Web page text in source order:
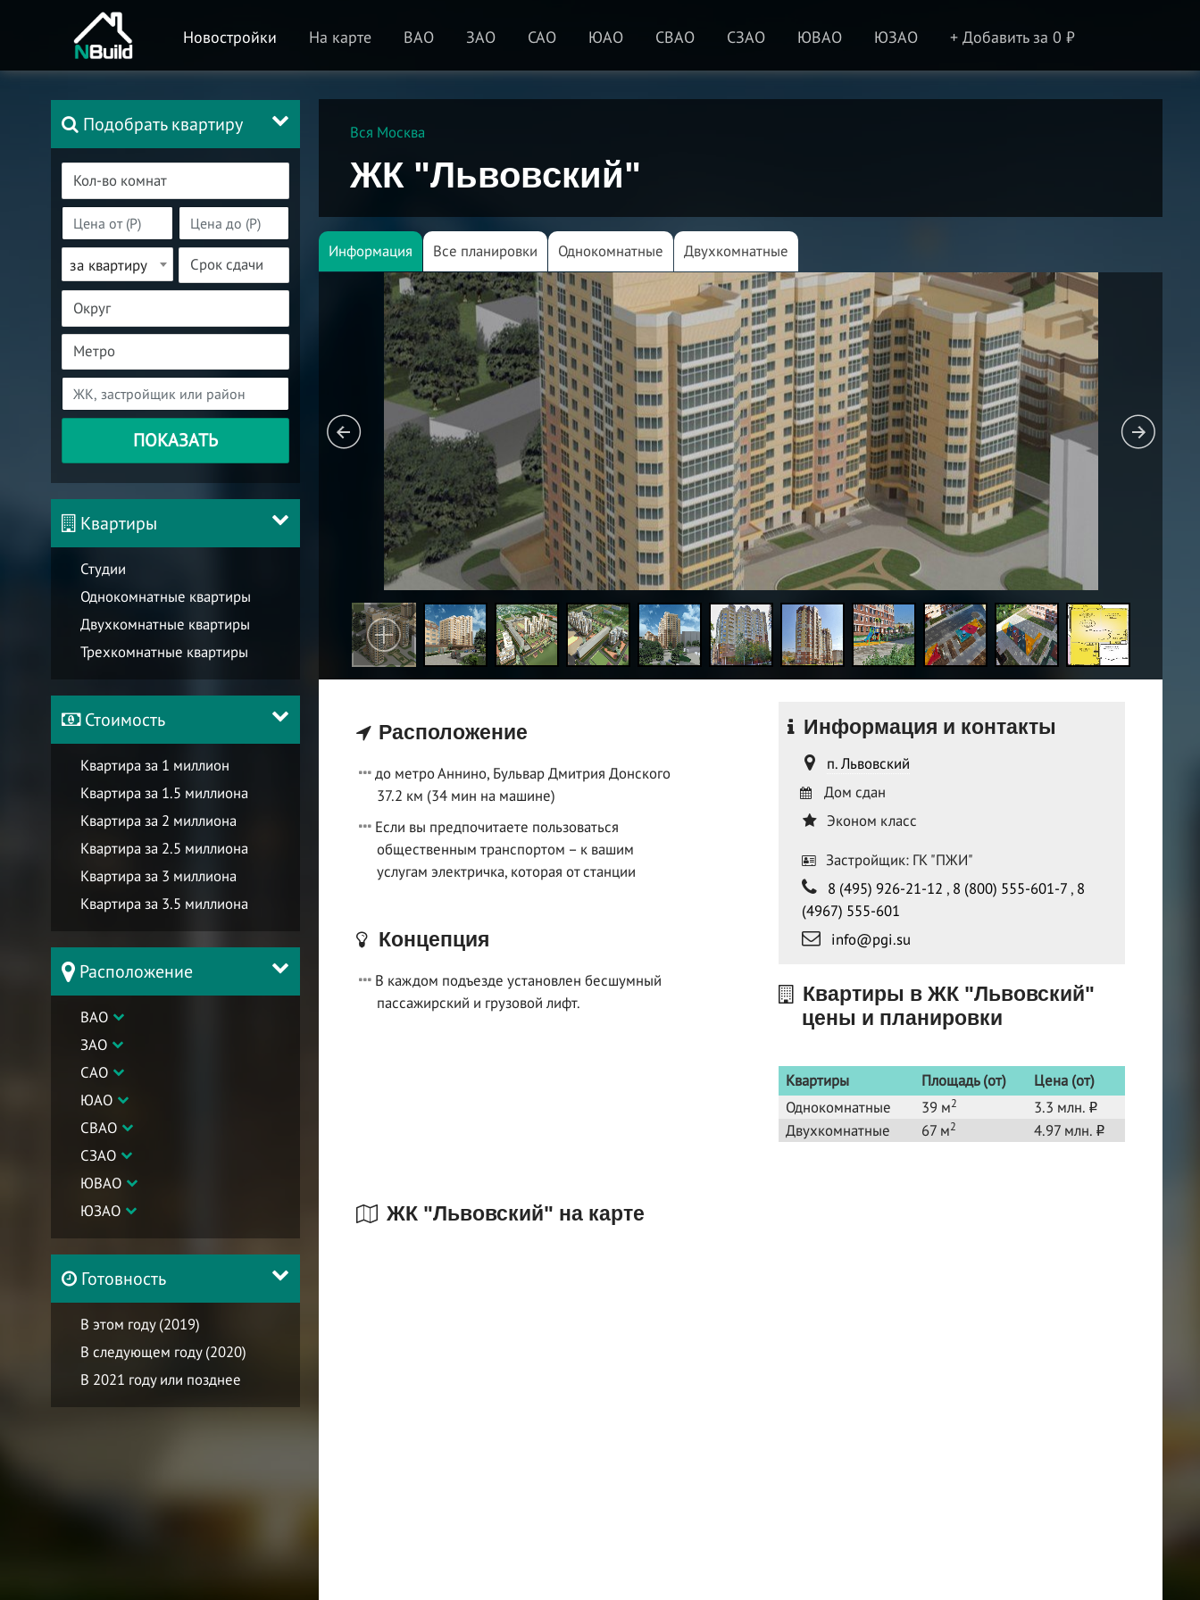
Новостройки На карте ВАО ЗАО САО ЮАО СВАО СЗАО ЮВАО ЮЗАО + Добавить за 0 ₽
Подобрать квартиру
за квартиру
ПОКАЗАТЬ
Квартиры
Студии
Однокомнатные квартиры
Двухкомнатные квартиры
Трехкомнатные квартиры
Стоимость
Квартира за 1 миллион
Квартира за 1.5 миллиона
Квартира за 2 миллиона
Квартира за 2.5 миллиона
Квартира за 3 миллиона
Квартира за 3.5 миллиона
Расположение
ВАО
ЗАО
САО
ЮАО
СВАО
СЗАО
ЮВАО
ЮЗАО
Готовность
В этом году (2019)
В следующем году (2020)
В 2021 году или позднее
Вся Москва
ЖК "Львовский"
Информация Все планировки Однокомнатные Двухкомнатные
Расположение
до метро Аннино, Бульвар Дмитрия Донского
37.2 км (34 мин на машине)
Если вы предпочитаете пользоваться
общественным транспортом – к вашим
услугам электричка, которая от станции
Концепция
В каждом подъезде установлен бесшумный
пассажирский и грузовой лифт.
Информация и контакты
п. Львовский
Дом сдан
Эконом класс
Застройщик: ГК "ПЖИ"
8 (495) 926-21-12 , 8 (800) 555-601-7, 8
(4967) 555-601
info@pgi.su
Квартиры в ЖК "Львовский"
цены и планировки
Квартиры Площадь (от)
Цена (от)
Однокомнатные
39 м2 3.3 млн. o
Двухкомнатные 67 м2 4.97 млн. o
ЖК "Львовский" на карте